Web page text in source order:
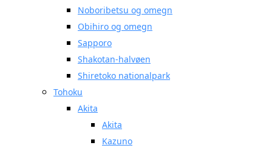
Noboribetsu og omegn
Obihiro og omegn
Sapporo
Shakotan-halvøen
Shiretoko nationalpark
Tohoku
Akita
Akita
Kazuno